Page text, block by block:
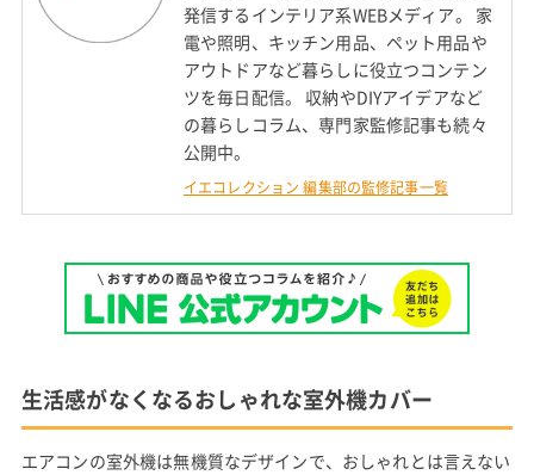
発信するインテリア系WEBメディア。 家
電や照明、キッチン用品、ペット用品や
アウトドアなど暮らしに役立つコンテン
ツを毎日配信。 収納やDIYアイデアなど
の暮らしコラム、専門家監修記事も続々
公開中。
イエコレクション 編集部の監修記事一覧
生活感がなくなるおしゃれな室外機カバー
エアコンの室外機は無機質なデザインで、おしゃれとは言えない